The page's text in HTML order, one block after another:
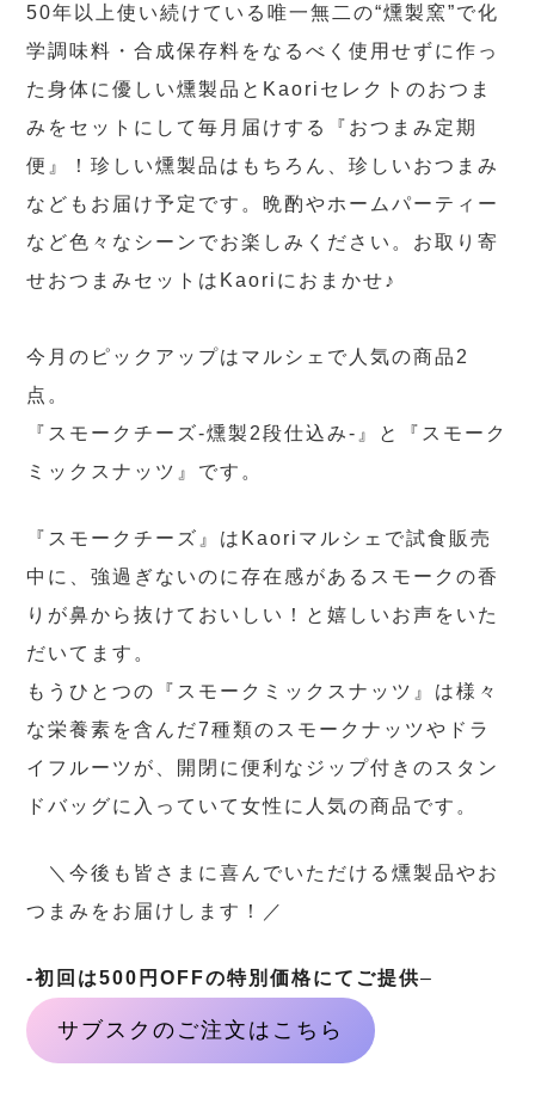
50年以上使い続けている唯一無二の“燻製窯”で化
学調味料・合成保存料をなるべく使用せずに作っ
た身体に優しい燻製品とKaoriセレクトのおつま
みをセットにして毎月届けする『おつまみ定期
便』！珍しい燻製品はもちろん、珍しいおつまみ
などもお届け予定です。晩酌やホームパーティー
など色々なシーンでお楽しみください。お取り寄
せおつまみセットはKaoriにおまかせ♪
今月のピックアップはマルシェで人気の商品2
点。
『スモークチーズ-燻製2段仕込み-』と『スモーク
ミックスナッツ』です。
『スモークチーズ』はKaoriマルシェで試食販売
中に、強過ぎないのに存在感があるスモークの香
りが鼻から抜けておいしい！と嬉しいお声をいた
だいてます。
もうひとつの『スモークミックスナッツ』は様々
な栄養素を含んだ7種類のスモークナッツやドラ
イフルーツが、開閉に便利なジップ付きのスタン
ドバッグに入っていて女性に人気の商品です。
＼今後も皆さまに喜んでいただける燻製品やお
つまみをお届けします！／
-初回は500円OFFの特別価格にてご提供–
サブスクのご注文はこちら